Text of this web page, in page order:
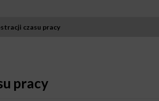
czasu pracy
pracy